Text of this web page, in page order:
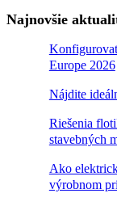
Najnovšie
Europe 2026
Nájdite
Riešenia
stavebných
Ako
výrobnom